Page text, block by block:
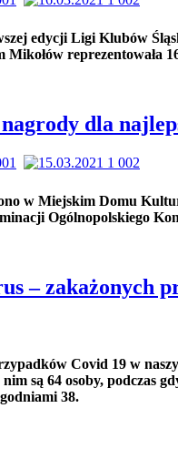
edycji Ligi Klubów
Mikołów reprezentowała
dla
w Miejskim Domu
Ogólnopolskiego
– zakażonych
Covid 19 w
są 64 osoby, podczas
38.